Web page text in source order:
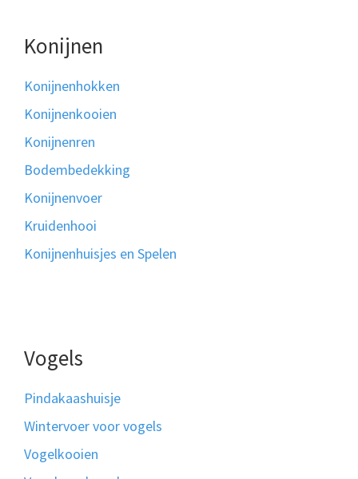
Konijnen
Konijnenhokken
Konijnenkooien
Konijnenren
Bodembedekking
Konijnenvoer
Kruidenhooi
Konijnenhuisjes en Spelen
Vogels
Pindakaashuisje
Wintervoer voor vogels
Vogelkooien